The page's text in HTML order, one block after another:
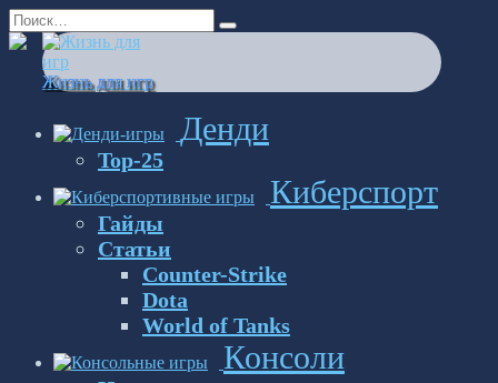
Перейти
к
содержанию
Search
for:
Жизнь для игр
Денди
Top-25
Киберспорт
Гайды
Статьи
Counter-Strike
Dota
World of Tanks
Консоли